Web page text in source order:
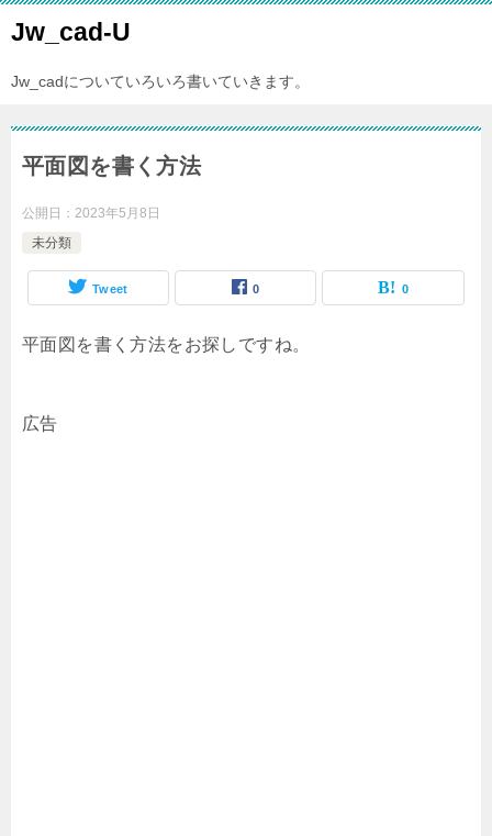
Jw_cad-U
Jw_cadについていろいろ書いていきます。
平面図を書く方法
公開日： 2023年5月8日
未分類
Tweet 0 0
平面図を書く方法をお探しですね。
広告